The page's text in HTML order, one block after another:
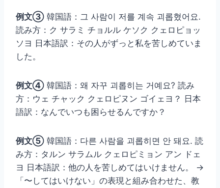
例文③ 韓国語：그 사람이 저를 계속 괴롭혔어요.
読み方：ク サラミ チョルル ケソク クェロピョッ
ソヨ 日本語訳：その人がずっと私を苦しめていま
した。
例文④ 韓国語：왜 자꾸 괴롭히는 거예요? 読み
方：ウェ チャック クェロピヌン ゴイェヨ？ 日本
語訳：なんでいつも困らせるんですか？
例文⑤ 韓国語：다른 사람을 괴롭히면 안 돼요. 読
み方：タルン サラムル クェロピミョン アン ドェ
ヨ 日本語訳：他の人を苦しめてはいけません。 →
「〜してはいけない」の表現と組み合わせた、教